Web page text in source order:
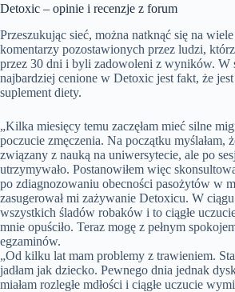
Detoxic – opinie i recenzje z forum
Przeszukując sieć, można natknąć się na
komentarzy pozostawionych przez ludzi,
przez 30 dni i byli zadowoleni z wyników. W
najbardziej cenione w Detoxic jest fakt, że
suplement diety.
„Kilka miesięcy temu zaczęłam mieć silne
poczucie zmęczenia. Na początku myślałam,
związany z nauką na uniwersytecie, ale po
utrzymywało. Postanowiłem więc
po zdiagnozowaniu obecności pasożytów w
zasugerował mi zażywanie Detoxicu. W
wszystkich śladów robaków i to ciągłe
mnie opuściło. Teraz mogę z pełnym
egzaminów.
„Od kilku lat mam problemy z trawieniem.
jadłam jak dziecko. Pewnego dnia jednak
miałam rozległe mdłości i ciągłe uczucie